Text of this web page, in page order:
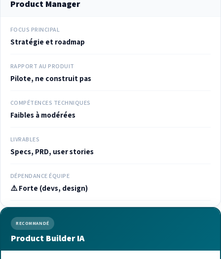
Product Manager
FOCUS PRINCIPAL
Stratégie et roadmap
RAPPORT AU PRODUIT
Pilote, ne construit pas
COMPÉTENCES TECHNIQUES
Faibles à modérées
LIVRABLES
Specs, PRD, user stories
DÉPENDANCE ÉQUIPE
⚠️ Forte (devs, design)
RECOMMANDÉ
Product Builder IA